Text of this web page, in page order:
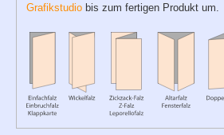
Grafikstudio bis zum fertigen Produkt um.